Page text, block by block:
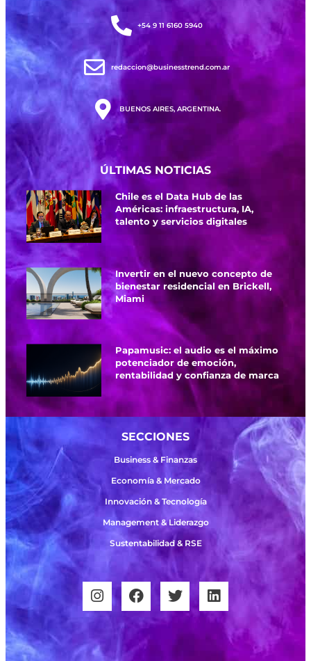
+54 9 11 6160 5940
redaccion@businesstrend.com.ar
BUENOS AIRES, ARGENTINA.
ÚLTIMAS NOTICIAS
Chile es el Data Hub de las
Américas: infraestructura, IA,
talento y servicios digitales
Invertir en el nuevo concepto de
bienestar residencial en Brickell,
Miami
Papamusic: el audio es el máximo
potenciador de emoción,
rentabilidad y confianza de marca
SECCIONES
Business & Finanzas
Economía & Mercado
Innovación & Tecnología
Management & Liderazgo
Sustentabilidad & RSE